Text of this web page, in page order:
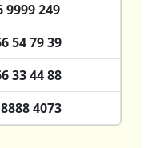
9999 249
54 79 39
33 44 88
4073